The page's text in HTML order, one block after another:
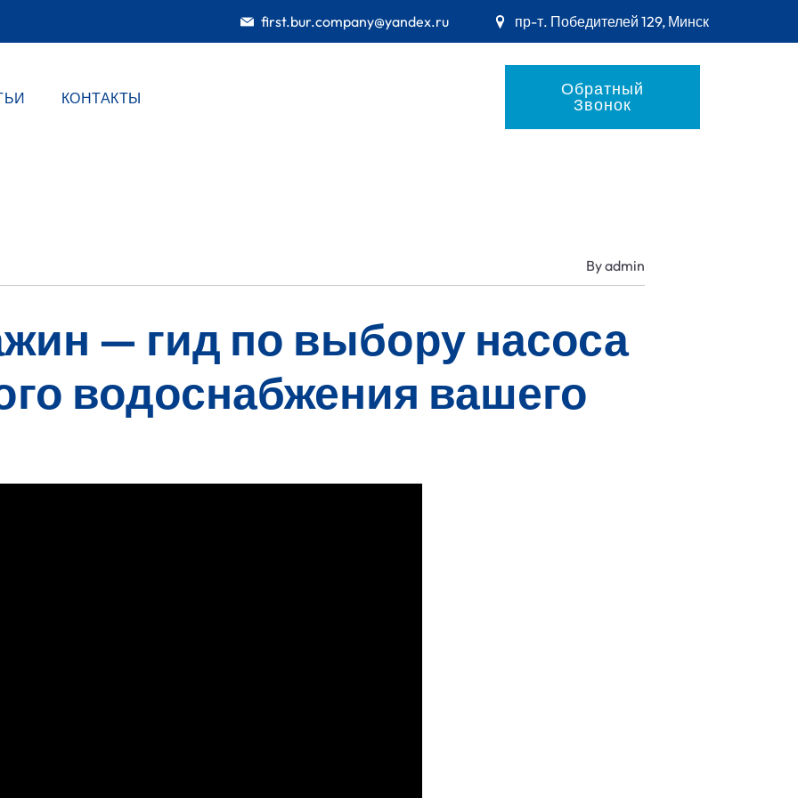
first.bur.company@yandex.ru пр-т. Победителей 129, Минск
КОНТАКТЫ Обратный
Звонок
Byadmin
— гид по выбору насоса
водоснабжения вашего